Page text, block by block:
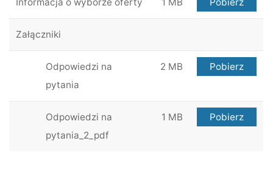
Załączniki
Odpowiedzi na
pytania
2 MB Pobierz
Odpowiedzi na
pytania_2_pdf
1 MB Pobierz